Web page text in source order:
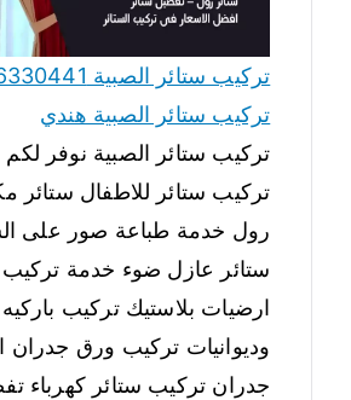
تركيب ستائر الصبية هندي
تركيب ستائر الصبية نوفر
تركيب ستائر للاطفال ستائر
رول خدمة طباعة صور على
ستائر عازل ضوء خدمة
ارضيات بلاستيك تركيب
وديوانيات تركيب ورق جدران
جدران تركيب ستائر كهرباء